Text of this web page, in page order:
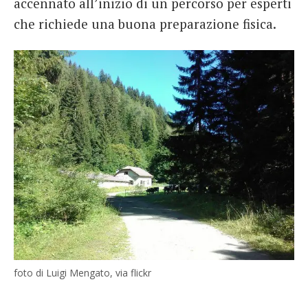
che richiede una buona preparazione fisica.
foto di Luigi Mengato, via flickr